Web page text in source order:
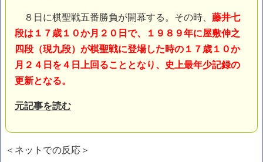
８日に棋聖戦五番勝負が開幕する。その時、 藤井七
段は１７歳１０か月２０日で、１９８９年に屋敷伸之
四段（現九段）が棋聖戦に登場した時の１７歳１０か
月２４日を４日上回ることとなり、史上最年少記録の
更新となる。
元記事を読む
＜ネットでの反応＞